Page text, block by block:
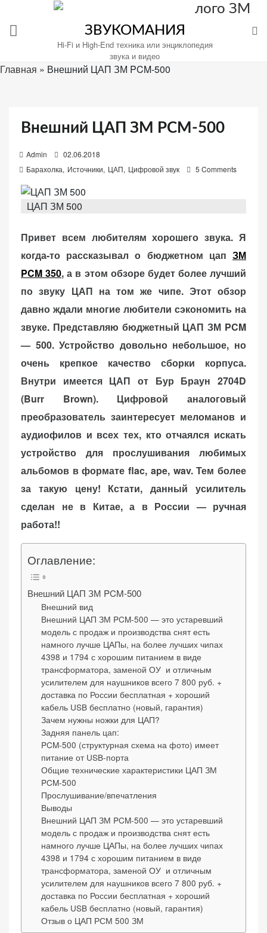
содержимому
ЗВУКОМАНИЯ
Hi-Fi и High-End техника или энциклопедия
звука и видео
Главная » Внешний ЦАП ЗМ PCM-500
Внешний ЦАП ЗМ PCM-500
Admin
o
t
e
n
02.06.2018
Барахолка, Источники, ЦАП, Цифровой звук 5 Comments
ЦАП ЗМ 500
Привет всем любителям хорошего звука. Я
когда-то рассказывал о бюджетном цап ЗМ
PCM 350, а в этом обзоре будет более лучший
по звуку ЦАП на том же чипе. Этот обзор
давно ждали многие любители сэкономить на
звуке. Представляю бюджетный ЦАП ЗМ PCM
— 500. Устройство довольно небольшое, но
очень крепкое качество сборки корпуса.
Внутри имеется ЦАП от Бур Браун 2704D
(Burr Brown). Цифровой аналоговый
преобразователь заинтересует меломанов и
аудиофилов и всех тех, кто отчаялся искать
устройство для прослушивания любимых
альбомов в формате flac, ape, wav. Тем более
за такую цену! Кстати, данный усилитель
сделан не в Китае, а в России — ручная
работа!!
Оглавление:
Внешний ЦАП ЗМ PCM-500
Внешний вид
Внешний ЦАП ЗМ PCM-500 — это устаревший
модель с продаж и производства снят есть
намного лучше ЦАПы, на более лучших чипах
4398 и 1794 с хорошим питанием в виде
трансформатора, заменой ОУ и отличным
усилителем для наушников всего 7 800 руб. +
доставка по России бесплатная + хороший
кабель USB бесплатно (новый, гарантия)
Зачем нужны ножки для ЦАП?
Задняя панель цап:
PCM-500 (структурная схема на фото) имеет
питание от USB-порта
Общие технические характеристики ЦАП ЗМ
PCM-500
Прослушивание/впечатления
Выводы
Внешний ЦАП ЗМ PCM-500 — это устаревший
модель с продаж и производства снят есть
намного лучше ЦАПы, на более лучших чипах
4398 и 1794 с хорошим питанием в виде
трансформатора, заменой ОУ и отличным
усилителем для наушников всего 7 800 руб. +
доставка по России бесплатная + хороший
кабель USB бесплатно (новый, гарантия)
Отзыв о ЦАП РСМ 500 ЗМ
«Принять
«Настройки
cookie»
cookie
Звукомания.
Обязательные
(технические)
Необходимы для
работы сайта.
Сохраняют
корзину,
авторизацию. Они
необходимы для
Функциональные
Обеспечивают
нормальную
работу сайта. Если
вы откажетесь от
использования
этих файлов
cookie, некоторые
функции веб-сайта
исчезнут.
Статистические
(аналитика)
Анализируют
посещаемость
(Яндекс.Метрика).
персональных
данных.
Маркетинговые
(реклама)
Яндекс.Директ: